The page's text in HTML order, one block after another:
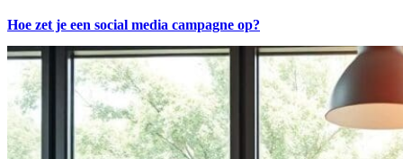
Hoe zet je een social media campagne op?